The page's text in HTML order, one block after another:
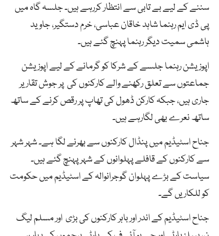
سننے کے لیے بے تابی سے انتظار کررہے ہیں۔ جلسہ گاہ میں
پی ڈی ایم رہنما شاہد خاقان عباسی، خرم دستگیر، جاوید
ہاشمی سمیت دیگر رہنما پہنچ گئے ہیں۔
اپوزیشن رہنما جلسے کے شرکا کو گرمانے کے لیے اپوزیشن
جماعتوں سے تعلق رکھنے والے کارکنوں کی پر جوش تقاریر
جاری ہیں، جبکہ کارکن ڈھول کی تھاپ پر رقص کرنے کے ساتھ
ساتھ نعرے بھی لگارہے ہیں۔
جناح اسٹیڈیم میں پنڈال کارکنوں سے بھرنے لگا ہے۔ شہر شہر
سے کارکنوں کے قافلے پہلوانوں کے شہر پہنچ گئے ہیں۔
سیاست کے بڑے پہلوان گوجرانوالہ کے اسٹیڈیم میں حکومت
کو للکاریں گے۔
جناح اسٹیڈیم کے اندر اور باہر کارکنوں کی بڑی اور مسلم لیگ